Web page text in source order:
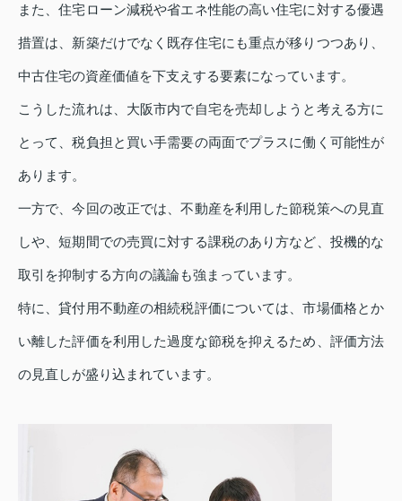
また、住宅ローン減税や省エネ性能の高い住宅に対する優遇
措置は、新築だけでなく既存住宅にも重点が移りつつあり、
中古住宅の資産価値を下支えする要素になっています。
こうした流れは、大阪市内で自宅を売却しようと考える方に
とって、税負担と買い手需要の両面でプラスに働く可能性が
あります。
一方で、今回の改正では、不動産を利用した節税策への見直
しや、短期間での売買に対する課税のあり方など、投機的な
取引を抑制する方向の議論も強まっています。
特に、貸付用不動産の相続税評価については、市場価格とか
い離した評価を利用した過度な節税を抑えるため、評価方法
の見直しが盛り込まれています。